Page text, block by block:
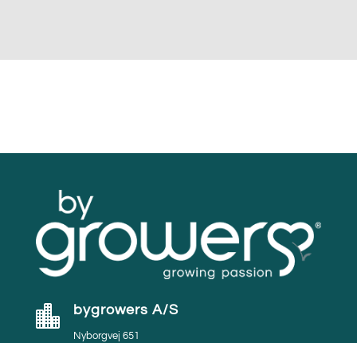
 bygrowers A/S
Nyborgvej 651